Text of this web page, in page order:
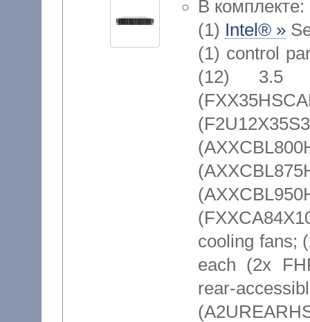
В комплекте:
(1) Intel® »
(1) control
(12)
cooling fans;
each (2x
rear-